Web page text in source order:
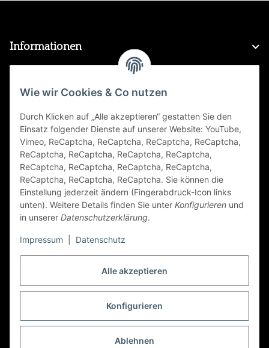
Alle akzeptieren
Konfigurieren
Ablehnen
Wie wir Cookies & Co nutzen
Durch Klicken auf „Alle akzeptieren“ gestatten Sie den
Einsatz folgender Dienste auf unserer Website: YouTube,
Vimeo, ReCaptcha, ReCaptcha, ReCaptcha, ReCaptcha,
ReCaptcha, ReCaptcha, ReCaptcha, ReCaptcha,
ReCaptcha, ReCaptcha, ReCaptcha, ReCaptcha,
ReCaptcha, ReCaptcha, ReCaptcha. Sie können die
Einstellung jederzeit ändern (Fingerabdruck-Icon links
unten). Weitere Details finden Sie unter Konfigurieren und
in unserer Datenschutzerklärung.
Impressum Datenschutz
Informationen
FAQ
Zahlungsarten
Folge Uns
* Alle Preise inkl. gesetzlicher USt., zzgl.